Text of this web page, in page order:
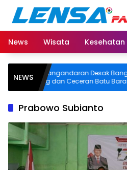
Langsung
konten
News
Wisata Kesehatan
NEWS
Pangandaran Desak Bangkai
dan Ceceran Batu Bara
Diangkat, Soroti Buruknya
Prabowo Subianto